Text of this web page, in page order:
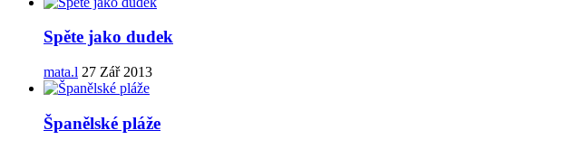
Spěte jako dudek
mata.l 27 Zář 2013
Španělské pláže